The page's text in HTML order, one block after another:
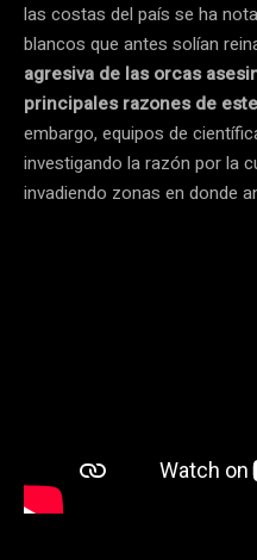
las costas del país se ha
blancos que antes solían
agresiva de las orcas
principales razones de
embargo, equipos de
investigando la razón por la
invadiendo zonas en donde